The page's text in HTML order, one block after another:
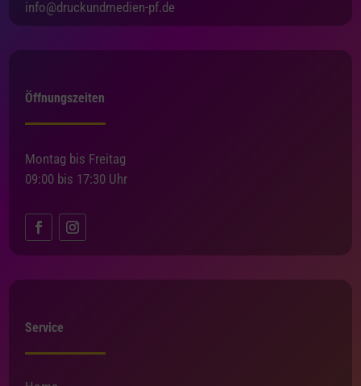
info@druckundmedien-pf.de
Öffnungszeiten
Montag bis Freitag
09:00 bis 17:30 Uhr
Service